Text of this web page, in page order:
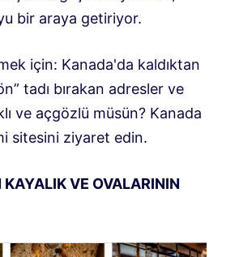
bir araya getiriyor.
için: Kanada'da kaldıktan
tadı bırakan adresler ve
ve açgözlü müsün? Kanada
sitesini ziyaret edin.
KAYALIK VE OVALARININ